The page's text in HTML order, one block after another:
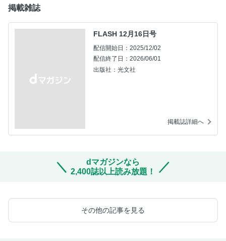
掲載雑誌
FLASH 12月16日号
配信開始日：2025/12/02
配信終了日：2026/06/01
出版社：光文社
掲載誌詳細へ
dマガジンなら
2,400誌以上読み放題！
その他の記事を見る